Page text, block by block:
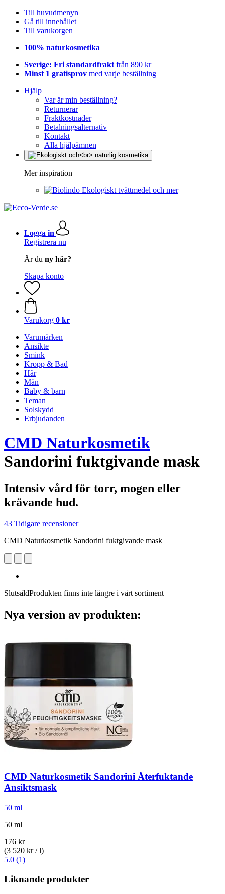
Till huvudmenyn
Gå till innehållet
Till varukorgen
100% naturkosmetika
Sverige: Fri standardfrakt från 890 kr
Minst 1 gratisprov med varje beställning
Hjälp
Var är min beställning?
Returnerar
Fraktkostnader
Betalningsalternativ
Kontakt
Alla hjälpämnen
Mer inspiration
Ekologiskt tvättmedel och mer
Logga in
Registrera nu
Är du ny här?
Skapa konto
Varukorg 0 kr
Varumärken
Ansikte
Smink
Kropp & Bad
Hår
Män
Baby & barn
Teman
Solskydd
Erbjudanden
CMD Naturkosmetik
Sandorini fuktgivande mask
Intensiv vård för torr, mogen eller
krävande hud.
43 Tidigare recensioner
CMD Naturkosmetik Sandorini fuktgivande mask
SlutsåldProdukten finns inte längre i vårt sortiment
Nya version av produkten:
CMD Naturkosmetik Sandorini Återfuktande
Ansiktsmask
50 ml
50 ml
176 kr
(3 520 kr / l)
5.0 (1)
Liknande produkter